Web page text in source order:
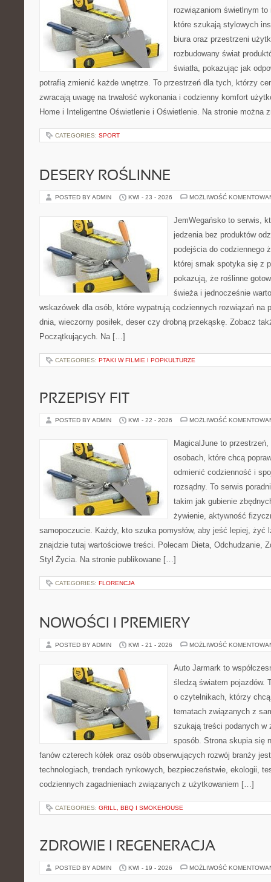
rozwiązaniom świetlnym
które szukają stylowych
biura oraz przestrzeni
rozbudowany świat
światła, pokazując jak
potrafią zmienić każde wnętrze. To przestrzeń dla tych, którzy
zwracają uwagę na trwałość wykonania i codzienny komfort
Home i Inteligentne Oświetlenie i Oświetlenie. Na stronie można
CATEGORIES: SPORT
DESERY ROŚLINNE
POSTED BY ADMIN KWI - 23 - 2026 MOŻLIWOŚĆ
JemWegańsko to serwis,
jedzenia bez produktów
podejścia do codziennego
której smak spotyka się z
pokazują, że roślinne
świeża i jednocześnie
wskazówek dla osób, które wypatrują codziennych rozwiązań na
dnia, wieczorny posiłek, deser czy drobną przekąskę. Zobacz
Początkujących. Na […]
CATEGORIES: PTAKI W FILMIE I POPKULTURZE
PRZEPISY FIT
POSTED BY ADMIN KWI - 22 - 2026 MOŻLIWOŚĆ
MagicalJune to
osobach, które chcą
odmienić codzienność i
rozsądny. To serwis
takim jak gubienie
żywienie, aktywność
samopoczucie. Każdy, kto szuka pomysłów, aby jeść lepiej, żyć
znajdzie tutaj wartościowe treści. Polecam Dieta, Odchudzanie,
Styl Życia. Na stronie publikowane […]
CATEGORIES: FLORENCJA
NOWOŚCI I PREMIERY
POSTED BY ADMIN KWI - 21 - 2026 MOŻLIWOŚĆ
Auto Jarmark to
śledzą światem pojazdów.
o czytelnikach, którzy
tematach związanych z
szukają treści podanych w
sposób. Strona skupia się
fanów czterech kółek oraz osób obserwujących rozwój branży
technologiach, trendach rynkowych, bezpieczeństwie, ekologii,
codziennych zagadnieniach związanych z użytkowaniem […]
CATEGORIES: GRILL, BBQ I SMOKEHOUSE
ZDROWIE I REGENERACJA
POSTED BY ADMIN KWI - 19 - 2026 MOŻLIWOŚĆ